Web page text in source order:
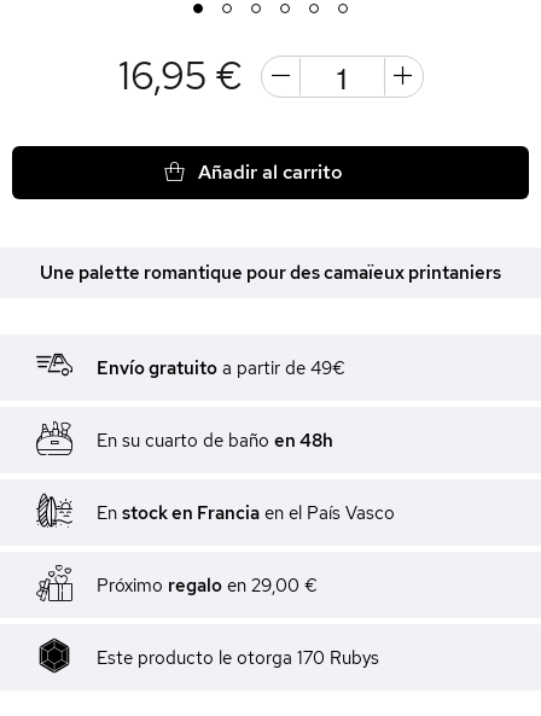
1 2 3 4 5 6
16,95 €
Añadir al carrito
Une palette romantique pour des camaïeux printaniers
Envío gratuito a partir de 49€
En su cuarto de baño en 48h
En stock en Francia en el País Vasco
Próximo regalo en 29,00 €
Este producto le otorga 170 Rubys